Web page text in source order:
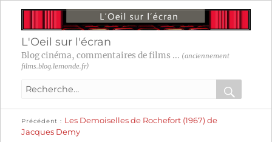
L'Oeil sur l'écran
Blog cinéma, commentaires de films ... (anciennement
films.blog.lemonde.fr)
Recherche
:
OK
Navigation
Précédent
précédente :
Les Demoiselles de Rochefort (1967) de
Jacques Demy